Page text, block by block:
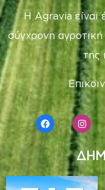
Η Agravia είναι
σύγχρονη
της